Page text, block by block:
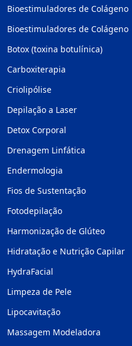
Bioestimuladores de Colágeno
Bioestimuladores de Colágeno
Botox (toxina botulínica)
Carboxiterapia
Criolipólise
Depilação a Laser
Detox Corporal
Drenagem Linfática
Endermologia
Fios de Sustentação
Fotodepilação
Harmonização de Glúteo
Hidratação e Nutrição Capilar
HydraFacial
Limpeza de Pele
Lipocavitação
Massagem Modeladora